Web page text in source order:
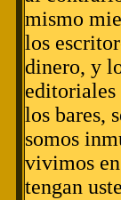
mismo
los
dinero, y
editoriales
los bares,
somos
vivimos
tengan